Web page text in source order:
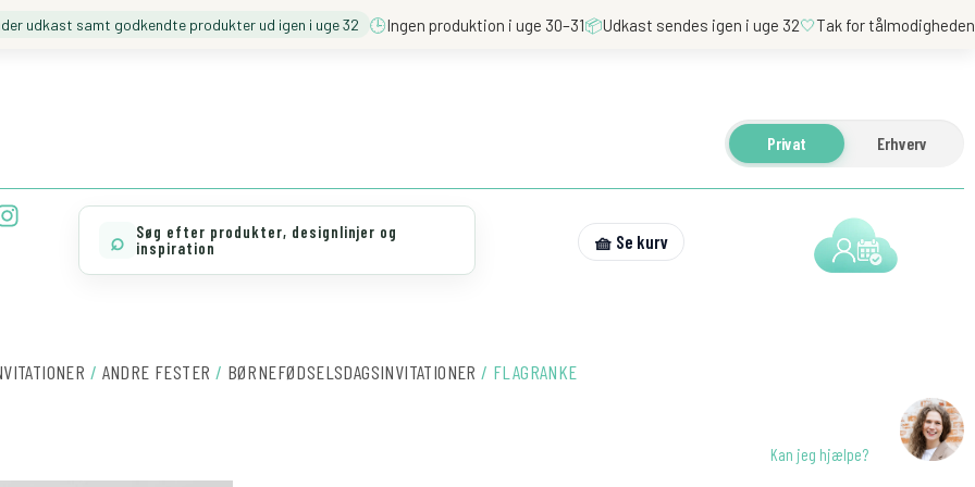
udkast samt godkendte produkter ud igen i uge 32 🕒Ingen produktion i uge 30–31📦Udkast sendes igen i uge 32🤍Tak for tålmodigheden
Privat Erhverv
I
n
a
⌕
Søg efter produkter, designlinjer og
inspiration
🧺 Se kurv
/ ANDRE FESTER / BØRNEFØDSELSDAGSINVITATIONER / FLAGRANKE
Kan jeg hjælpe?